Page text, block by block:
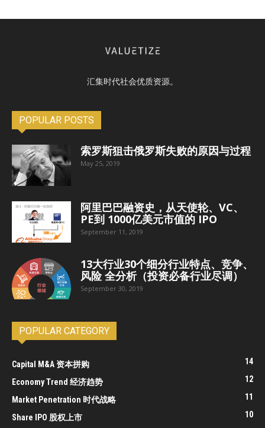
汇集时代社会优质资源。
POPULAR POSTS
索罗斯狙击俄罗斯失败的原因与过程
May 25, 2019
阿里巴巴融资史，从天使轮、VC、
PE到 1000亿美元市值的 IPO
September 11, 2019
13大行业30个细分行业特点、竞争、
风险 全分析（投资必备行业尽调）
September 30, 2019
POPULAR CATEGORY
Capital M&A 资本拼购 14
Economy Trend 经济趋势 12
Market Penetration 时代战略 11
Share IPO 股权上市
10